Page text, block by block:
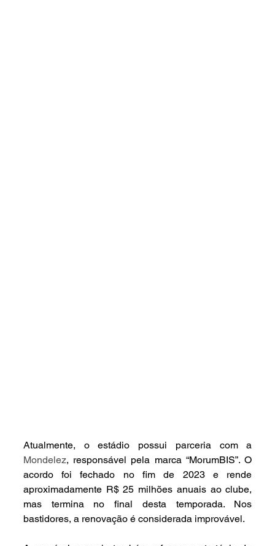
Mondelez, responsável pela marca “MorumBIS”. O
acordo foi fechado no fim de 2023 e rende
aproximadamente R$ 25 milhões anuais ao clube,
mas termina no final desta temporada. Nos
bastidores, a renovação é considerada improvável.